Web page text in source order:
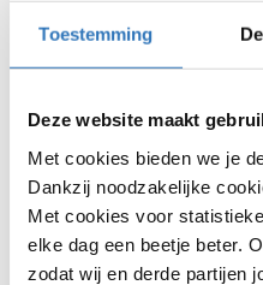
Toestemming
Deze website maakt
Met cookies bieden we je
Dankzij noodzakelijke
Met cookies voor
elke dag een beetje beter.
zodat wij en derde partijen
Plan je
Totaal
Je vindt Bike Totaal
7971 CR in Havelte.
gerust langs met je fiets
handig moment.